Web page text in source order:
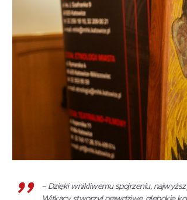
– Dzięki wnikliwemu spojrzeniu,